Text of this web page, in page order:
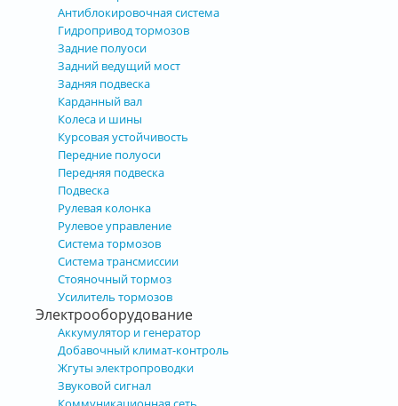
Антиблокировочная система
Гидропривод тормозов
Задние полуоси
Задний ведущий мост
Задняя подвеска
Карданный вал
Колеса и шины
Курсовая устойчивость
Передние полуоси
Передняя подвеска
Подвеска
Рулевая колонка
Рулевое управление
Система тормозов
Система трансмиссии
Стояночный тормоз
Усилитель тормозов
Электрооборудование
Аккумулятор и генератор
Добавочный климат-контроль
Жгуты электропроводки
Звуковой сигнал